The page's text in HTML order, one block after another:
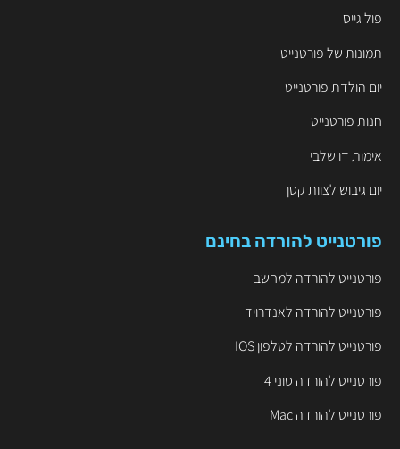
פול גייס
תמונות של פורטנייט
יום הולדת פורטנייט
חנות פורטנייט
אימות דו שלבי
יום גיבוש לצוות קטן
פורטנייט להורדה בחינם
פורטנייט להורדה למחשב
פורטנייט להורדה לאנדרויד
פורטנייט להורדה לטלפון IOS
פורטנייט להורדה סוני 4
פורטנייט להורדה Mac